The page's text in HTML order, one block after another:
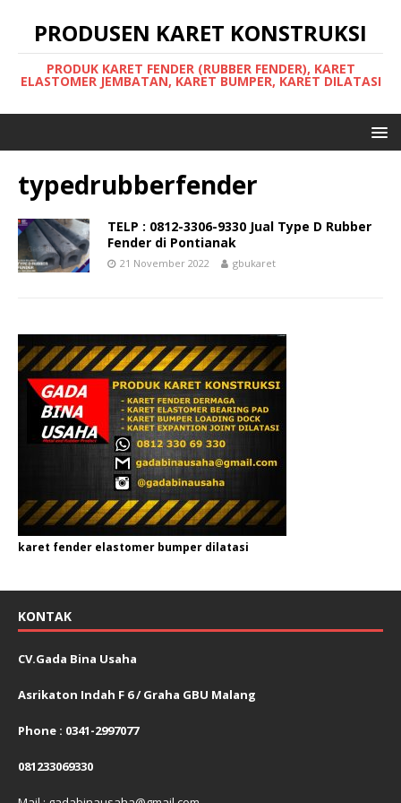
PRODUSEN KARET KONSTRUKSI
PRODUK KARET FENDER (RUBBER FENDER), KARET
ELASTOMER JEMBATAN, KARET BUMPER, KARET DILATASI
typedrubberfender
TELP : 0812-3306-9330 Jual Type D Rubber
Fender di Pontianak
21 November 2022 gbukaret
karet fender elastomer bumper dilatasi
KONTAK
CV.Gada Bina Usaha
Asrikaton Indah F 6 / Graha GBU Malang
Phone : 0341-2997077
081233069330